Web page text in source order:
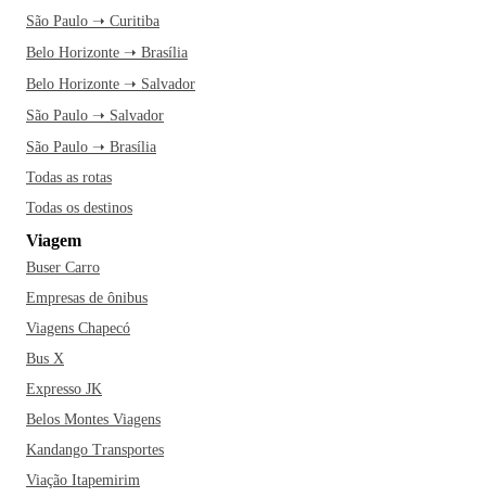
São Paulo ➝ Curitiba
Belo Horizonte ➝ Brasília
Belo Horizonte ➝ Salvador
São Paulo ➝ Salvador
São Paulo ➝ Brasília
Todas as rotas
Todas os destinos
Viagem
Buser Carro
Empresas de ônibus
Viagens Chapecó
Bus X
Expresso JK
Belos Montes Viagens
Kandango Transportes
Viação Itapemirim